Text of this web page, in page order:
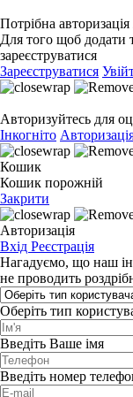
Потрібна авторизація
Для того щоб додати
зареєструватися
Зареєструватися
Авторизуйтесь для
Інкогніто
Кошик
Кошик порожній
Закрити
Авторизація
Вхід Реєстрація
Нагадуємо, що наш
не проводить
Оберіть тип
Введіть Ваше імя
Введіть номер